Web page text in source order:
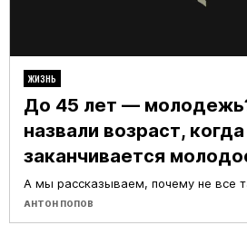
ЖИЗНЬ
До 45 лет —
назвали возраст, когда
заканчивается
А мы рассказываем, почему не все
АНТОН ПОПОВ